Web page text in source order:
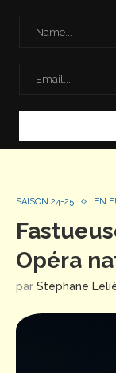
SAISON 24-25 EN
Opéra
par Stéphane